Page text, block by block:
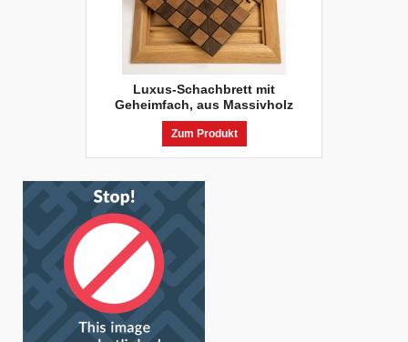
Luxus-Schachbrett mit
Geheimfach, aus Massivholz
Zum Produkt